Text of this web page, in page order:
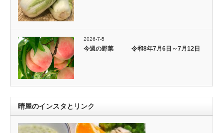
2026-7-5
今週の野菜 令和8年7月6日～7月12日
晴屋のインスタとリンク